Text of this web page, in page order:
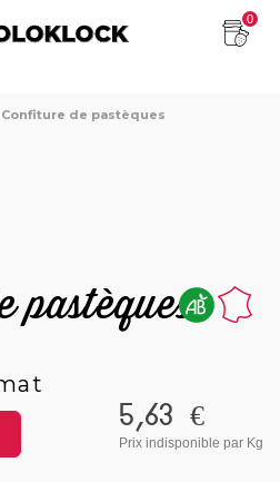
0
Confiture de pastèques
pastèques
5,63 €
Prix indisponible par Kg